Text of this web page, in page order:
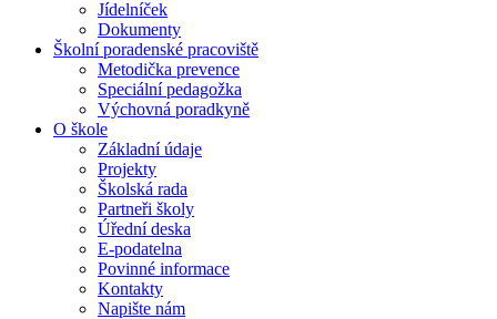
Jídelníček
Dokumenty
Školní poradenské pracoviště
Metodička prevence
Speciální pedagožka
Výchovná poradkyně
O škole
Základní údaje
Projekty
Školská rada
Partneři školy
Úřední deska
E-podatelna
Povinné informace
Kontakty
Napište nám